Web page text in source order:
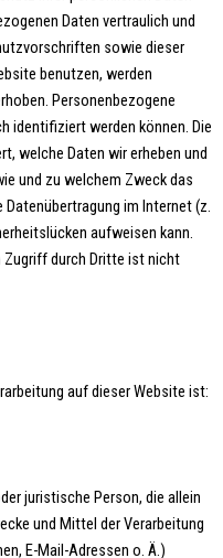
Daten vertraulich und
sowie dieser
benutzen, werden
Personenbezogene
identifiziert werden können. Die
welche Daten wir erheben und
und zu welchem Zweck das
im Internet (z.
aufweisen kann.
Zugriff durch Dritte ist nicht
auf dieser Website ist:
juristische Person, die allein
und Mittel der Verarbeitung
E-Mail-Adressen o. Ä.)